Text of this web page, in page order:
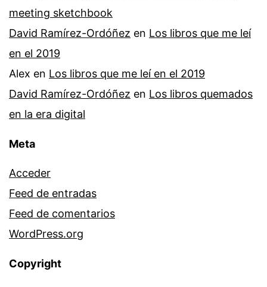
meeting sketchbook
David Ramírez-Ordóñez en Los libros que me leí
en el 2019
Alex en Los libros que me leí en el 2019
David Ramírez-Ordóñez en Los libros quemados
en la era digital
Meta
Acceder
Feed de entradas
Feed de comentarios
WordPress.org
Copyright